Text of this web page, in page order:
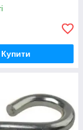
Купити